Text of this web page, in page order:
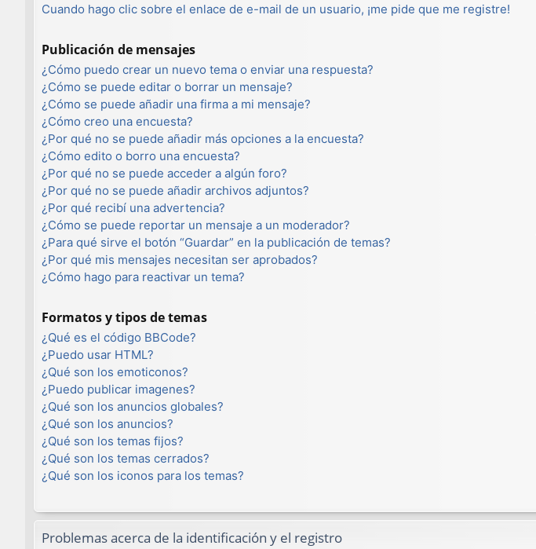
Cuando hago clic sobre el enlace de e-mail de un usuario, ¡me pide que me registre!
Publicación de mensajes
¿Cómo puedo crear un nuevo tema o enviar una respuesta?
¿Cómo se puede editar o borrar un mensaje?
¿Cómo se puede añadir una firma a mi mensaje?
¿Cómo creo una encuesta?
¿Por qué no se puede añadir más opciones a la encuesta?
¿Cómo edito o borro una encuesta?
¿Por qué no se puede acceder a algún foro?
¿Por qué no se puede añadir archivos adjuntos?
¿Por qué recibí una advertencia?
¿Cómo se puede reportar un mensaje a un moderador?
¿Para qué sirve el botón “Guardar” en la publicación de temas?
¿Por qué mis mensajes necesitan ser aprobados?
¿Cómo hago para reactivar un tema?
Formatos y tipos de temas
¿Qué es el código BBCode?
¿Puedo usar HTML?
¿Qué son los emoticonos?
¿Puedo publicar imagenes?
¿Qué son los anuncios globales?
¿Qué son los anuncios?
¿Qué son los temas fijos?
¿Qué son los temas cerrados?
¿Qué son los iconos para los temas?
Problemas acerca de la identificación y el registro